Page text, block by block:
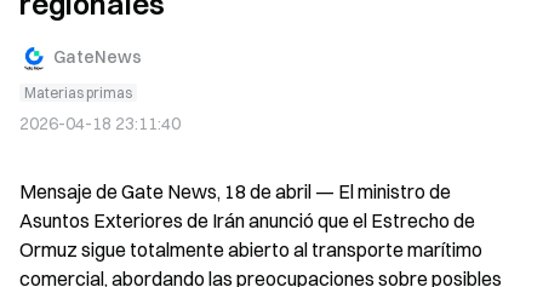
GateNews
Materias primas
2026-04-18 23:11:40
Mensaje de Gate News, 18 de abril — El ministro de
Asuntos Exteriores de Irán anunció que el Estrecho de
Ormuz sigue totalmente abierto al transporte marítimo
comercial, abordando las preocupaciones sobre posibles